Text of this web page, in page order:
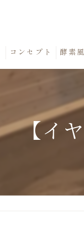
コンセプト 酵素
【イ